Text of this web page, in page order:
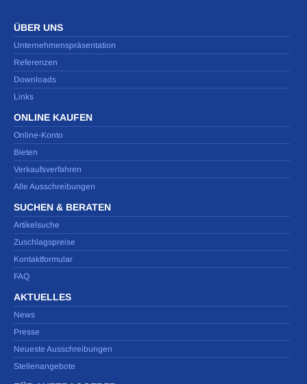
ÜBER UNS
Unternehmenspräsentation
Referenzen
Downloads
Links
ONLINE KAUFEN
Online-Konto
Bieten
Verkaufsverfahren
Alle Ausschreibungen
SUCHEN & BERATEN
Artikelsuche
Zuschlagspreise
Kontaktformular
FAQ
AKTUELLES
News
Presse
Neueste Ausschreibungen
Stellenangebote